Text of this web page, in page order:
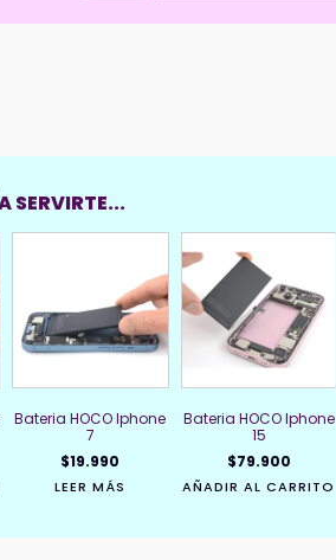
11
SERVIRTE...
Bateria HOCO Iphone
7
$19.990
LEER MÁS
Bateria HOCO Iphone
15
$79.900
AÑADIR AL CARRITO